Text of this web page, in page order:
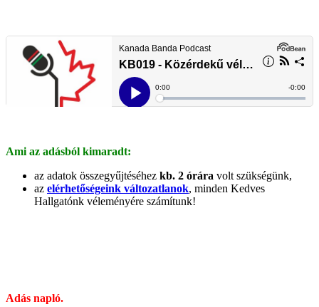
Ami az adásból kimaradt:
az adatok összegyűjtéséhez kb. 2 órára volt szükségünk,
az elérhetőségeink változatlanok, minden Kedves
Hallgatónk véleményére számítunk!
Adás napló.